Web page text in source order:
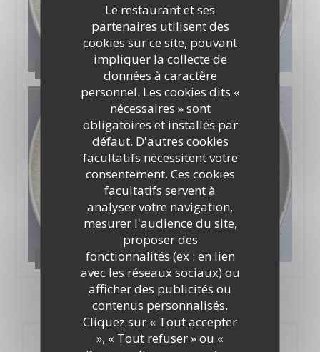
Le restaurant et ses
partenaires utilisent des
cookies sur ce site, pouvant
impliquer la collecte de
données à caractère
personnel. Les cookies dits «
nécessaires » sont
obligatoires et installés par
défaut. D'autres cookies
facultatifs nécessitent votre
consentement. Ces cookies
facultatifs servent à
analyser votre navigation,
mesurer l'audience du site,
proposer des
fonctionnalités (ex : en lien
avec les réseaux sociaux) ou
afficher des publicités ou
contenus personnalisés.
Cliquez sur « Tout accepter
», « Tout refuser » ou «
Chéri-Chérie
APPLICATION ZENCHEF
Réservation